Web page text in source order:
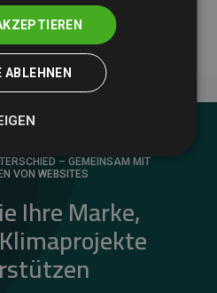
Ansatzes.
– GEMEINSAM MIT
VON WEBSITES
Ihre Marke,
ABLEHNEN